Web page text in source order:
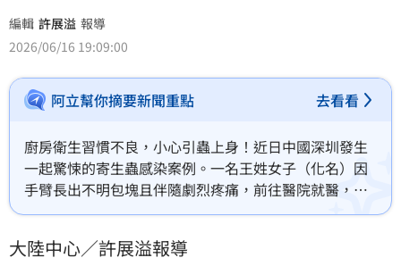
編輯 許展溢 報導
2026/06/16 19:09:00
阿立幫你摘要新聞重點 去看看
廚房衛生習慣不良，小心引蟲上身！近日中國深圳發生
一起驚悚的寄生蟲感染案例。一名王姓女子（化名）因
手臂長出不明包塊且伴隨劇烈疼痛，前往醫院就醫，沒
想到在手術切開其皮膚腫物時，現場竟然鑽出兩條長達
王女感染了罕見的「裂頭蚴」（Sparganum）。
大陸中心／許展溢報導